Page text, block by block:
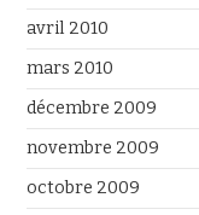
avril 2010
mars 2010
décembre 2009
novembre 2009
octobre 2009